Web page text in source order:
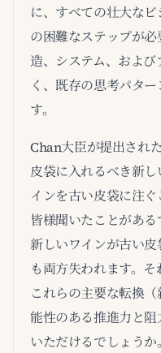
に、すべての壮大な
の困難なステップが
造、システム、およ
く、既存の思考パタ
す。
Chan大臣が提出され
皮袋に入れるべき新
インを古い皮袋に注
皆様聞いたことがある
新しいワインが古い
も両方失われます。
これらの主要な転換
能性のある推進力と
いただけるでしょう